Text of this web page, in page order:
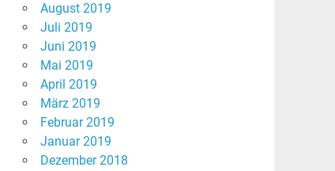
August 2019
Juli 2019
Juni 2019
Mai 2019
April 2019
März 2019
Februar 2019
Januar 2019
Dezember 2018